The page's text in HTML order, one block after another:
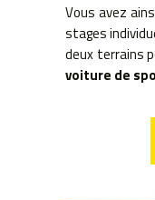
Vous avez
stages
deux terrains
voiture de